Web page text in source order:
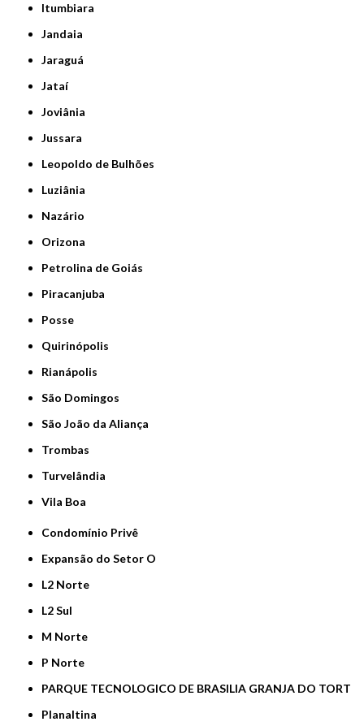
Itumbiara
Jandaia
Jaraguá
Jataí
Joviânia
Jussara
Leopoldo de Bulhões
Luziânia
Nazário
Orizona
Petrolina de Goiás
Piracanjuba
Posse
Quirinópolis
Rianápolis
São Domingos
São João da Aliança
Trombas
Turvelândia
Vila Boa
Condomínio Privê
Expansão do Setor O
L2 Norte
L2 Sul
M Norte
P Norte
PARQUE TECNOLOGICO DE BRASILIA GRANJA DO TORT
Planaltina